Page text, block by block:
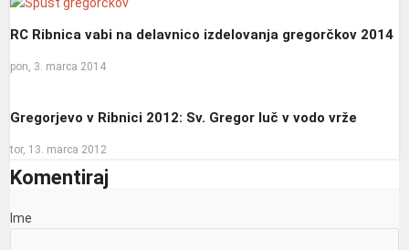
RC Ribnica vabi na delavnico izdelovanja gregorčkov 2014
pon, 3. marca 2014
Gregorjevo v Ribnici 2012: Sv. Gregor luč v vodo vrže
tor, 13. marca 2012
Komentiraj
Ime